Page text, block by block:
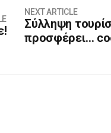
NEXT ARTICLE
Σύλληψη
προσφέρει…